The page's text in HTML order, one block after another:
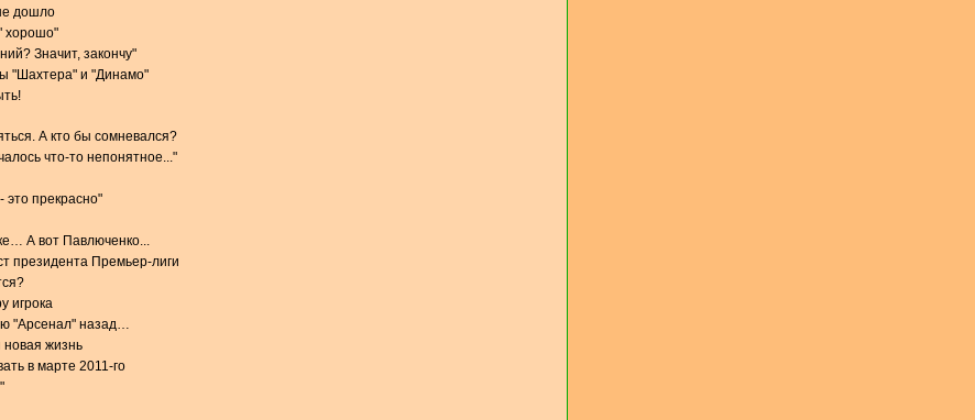
дошло
хорошо"
Значит, закончу"
"Шахтера" и "Динамо"
А кто бы сомневался?
что-то непонятное..."
прекрасно"
А вот Павлюченко...
президента Премьер-лиги
игрока
"Арсенал" назад…
новая жизнь
в марте 2011-го